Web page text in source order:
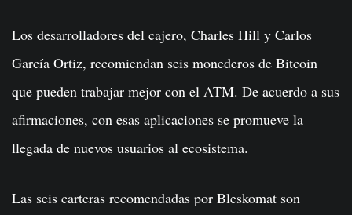
Los desarrolladores del cajero, Charles Hill y Carlos
García Ortiz, recomiendan seis monederos de Bitcoin
que pueden trabajar mejor con el ATM. De acuerdo a sus
afirmaciones, con esas aplicaciones se promueve la
llegada de nuevos usuarios al ecosistema.
Las seis carteras recomendadas por Bleskomat son